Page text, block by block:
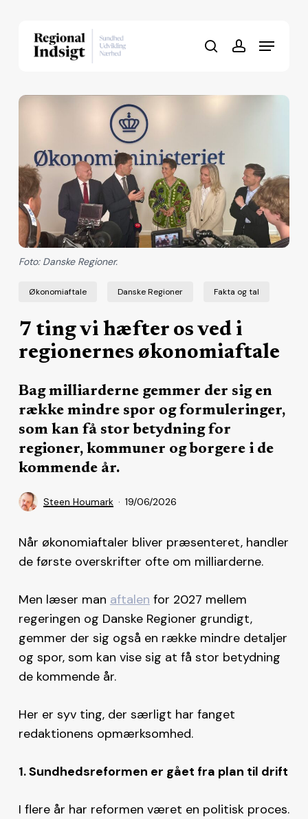
searchaccount
Menu
Økonomiaftale Danske Regioner Fakta og tal
7 ting vi hæfter os ved i
regionernes økonomiaftale
Bag milliarderne gemmer der sig en
række mindre spor og formuleringer,
som kan få stor betydning for
regioner, kommuner og borgere i de
kommende år.
Steen Houmark 19/06/2026
Foto: Danske Regioner.
Når økonomiaftaler bliver præsenteret, handler
de første overskrifter ofte om milliarderne.
Men læser man aftalen for 2027 mellem
regeringen og Danske Regioner grundigt,
gemmer der sig også en række mindre detaljer
og spor, som kan vise sig at få stor betydning
de kommende år.
Her er syv ting, der særligt har fanget
redaktionens opmærksomhed.
1. Sundhedsreformen er gået fra plan til drift
I flere år har reformen været en politisk proces.
Close